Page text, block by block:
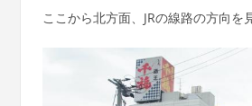
ここから北方面、JRの線路の方向を